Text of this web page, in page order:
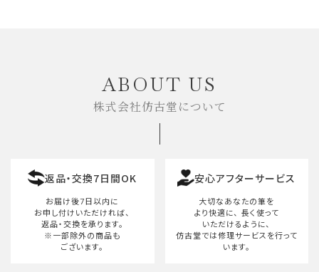
ABOUT US
株式会社仿古堂について
返品・交換7日間OK
お届け後7日以内に
お申し付けいただければ、
返品・交換を承ります。
※一部除外の商品も
ございます。
安心アフターサービス
大切なあなたの筆を
より快適に、 長く使って
いただけるように、
仿古堂では修理サービスを行って
います。